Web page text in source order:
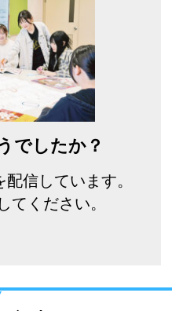
でしたか？
信しています。
てください。